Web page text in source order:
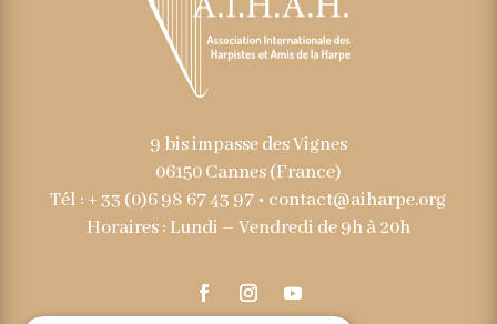
9 bis impasse des Vignes
06150 Cannes (France)
Tél : + 33 (0)6 98 67 43 97 • contact@aiharpe.org
Horaires : Lundi – Vendredi de 9h à 20h